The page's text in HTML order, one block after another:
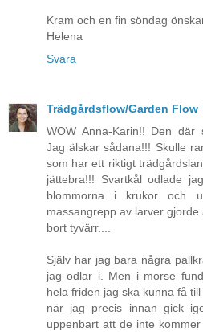
Kram och en fin söndag
Helena
Svara
Trädgårdsflow/Garden Flow
WOW Anna-Karin!! Den där
Jag älskar sådana!!! Skulle
som har ett riktigt
jättebra!!! Svartkål odlade
blommorna i krukor och
massangrepp av larver
bort tyvärr....
Själv har jag bara några
jag odlar i. Men i morse
hela friden jag ska kunna få
när jag precis innan gick
uppenbart att de inte